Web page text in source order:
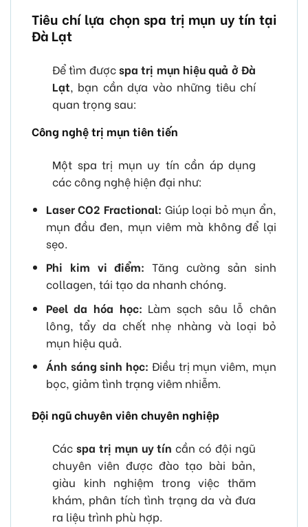
Tiêu chí lựa chọn spa trị mụn uy tín tại
Đà Lạt
Để tìm đượcspa trị mụn hiệu quả ở Đà
Lạt , bạn cần dựa vào những tiêu chí
quan trọng sau:
Công nghệ trị mụn tiên tiến
Một spa trị mụn uy tín cần áp dụng
các công nghệ hiện đại như:
Laser CO2 Fractional: Giúp loại bỏ mụn ẩn,
mụn đầu đen, mụn viêm mà không để lại
sẹo.
Phi kim vi điểm: Tăng cường sản sinh
collagen, tái tạo da nhanh chóng.
Peel da hóa học: Làm sạch sâu lỗ chân
lông, tẩy da chết nhẹ nhàng và loại bỏ
mụn hiệu quả.
Ánh sáng sinh học: Điều trị mụn viêm, mụn
bọc, giảm tình trạng viêm nhiễm.
Đội ngũ chuyên viên chuyên nghiệp
Các spa trị mụn uy tín cần có đội ngũ
chuyên viên được đào tạo bài bản,
giàu kinh nghiệm trong việc thăm
khám, phân tích tình trạng da và đưa
ra liệu trình phù hợp.